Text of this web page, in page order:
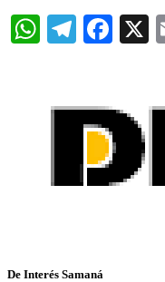
WhatsApp
De Interés Samaná